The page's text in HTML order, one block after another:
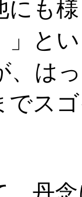
にも
」と
、は
でス